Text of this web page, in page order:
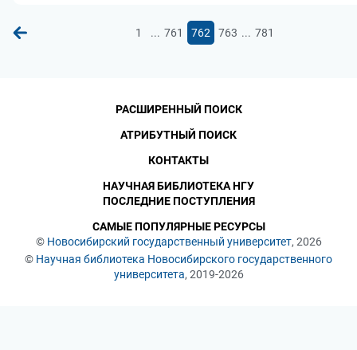
1 ... 761 762 763 ... 781
© Новосибирский государственный университет, 2026
© Научная библиотека Новосибирского государственного
университета, 2019-2026
РАСШИРЕННЫЙ ПОИСК
АТРИБУТНЫЙ ПОИСК
КОНТАКТЫ
НАУЧНАЯ БИБЛИОТЕКА НГУ
ПОСЛЕДНИЕ ПОСТУПЛЕНИЯ
САМЫЕ ПОПУЛЯРНЫЕ РЕСУРСЫ